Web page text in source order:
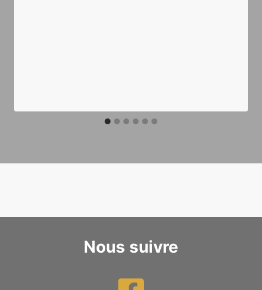
Nous suivre